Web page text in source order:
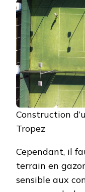
Construction
Tropez
Cependant, il
terrain en
sensible aux